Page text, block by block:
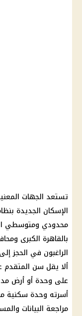
الإسكان الجديدة
محدودي ومتوسطي
بالقاهرة الكبرى
على وحدة أو أرض
أسرته وحدة سكنية
مراجعة البيانات